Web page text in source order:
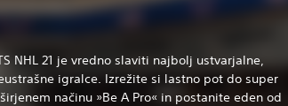
NHL 21 je vredno slaviti najbolj ustvarjalne,
igralce. Izrežite si lastno pot do super
načinu »Be A Pro« in postanite eden od